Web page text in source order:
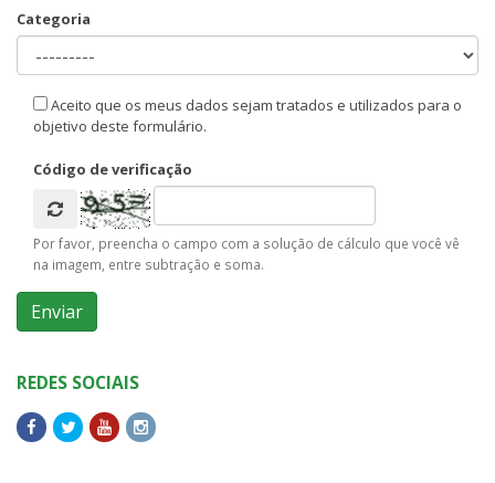
Categoria
Aceito que os meus dados sejam tratados e utilizados para o
objetivo deste formulário.
Código de verificação
Por favor, preencha o campo com a solução de cálculo que você vê
na imagem, entre subtração e soma.
REDES SOCIAIS